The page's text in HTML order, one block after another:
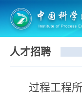
人才招聘
过程工程